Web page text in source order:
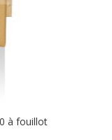
à fouillot